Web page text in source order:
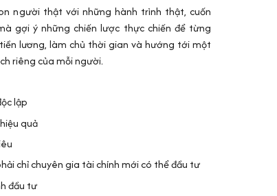
người thật với những hành trình thật, cuốn
gợi ý những chiến lược thực chiến để từng
lương, làm chủ thời gian và hướng tới một
riêng của mỗi người.
lập
quả
chỉ chuyên gia tài chính mới có thể đầu tư
đầu tư